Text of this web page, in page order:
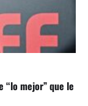
“lo mejor” que le